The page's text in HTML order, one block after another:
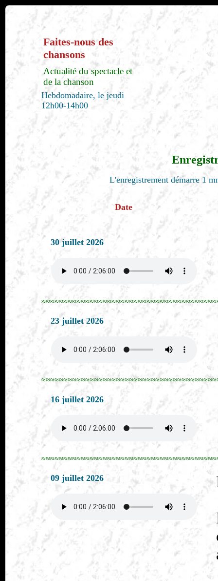
Faites-nous des
chansons
Actualité du spectacle et
de la chanson
Hebdomadaire, le jeudi
12h00-14h00
L'enregistrement démarre 1
Date
30 juillet 2026
23 juillet 2026
16 juillet 2026
09 juillet 2026